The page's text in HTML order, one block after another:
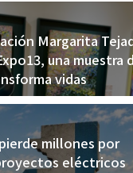
Margarita
una muestra
vidas
millones por
eléctricos